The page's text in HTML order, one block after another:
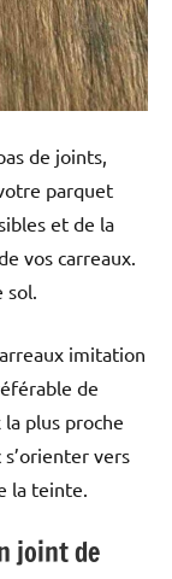
de joints,
parquet
et de la
vos carreaux.
imitation
de
plus proche
vers
la teinte.
joint de